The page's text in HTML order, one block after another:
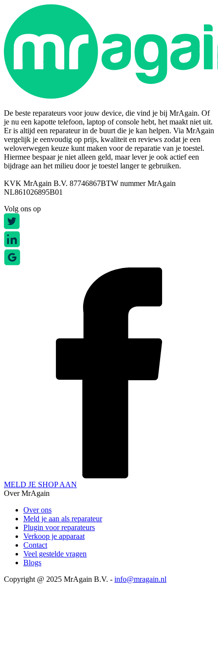
De beste reparateurs voor jouw device, die vind je bij MrAgain. Of
je nu een kapotte telefoon, laptop of console hebt, het maakt niet uit.
Er is altijd een reparateur in de buurt die je kan helpen. Via MrAgain
vergelijk je eenvoudig op prijs, kwaliteit en reviews zodat je een
weloverwegen keuze kunt maken voor de reparatie van je toestel.
Hiermee bespaar je niet alleen geld, maar lever je ook actief een
bijdrage aan het milieu door je toestel langer te gebruiken.
KVK MrAgain B.V. 87746867BTW nummer MrAgain
NL861026895B01
Volg ons op
MELD JE SHOP AAN
Over MrAgain
Over ons
Meld je aan als reparateur
Plugin voor reparateurs
Verkoop je apparaat
Contact
Veel gestelde vragen
Blogs
Copyright @ 2025 MrAgain B.V. - info@mragain.nl